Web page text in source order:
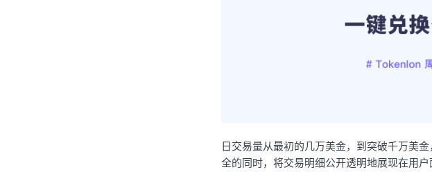
日交易量从最初的几万美金，到突破千万美
全的同时，将交易明细公开透明地展现在用